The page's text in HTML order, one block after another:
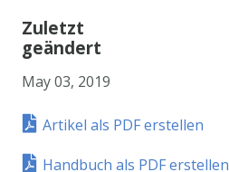
Zuletzt
geändert
May 03, 2019
Artikel als PDF erstellen
Handbuch als PDF erstellen